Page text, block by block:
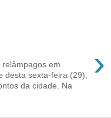
›
em
desta sexta-feira (29),
da cidade. Na